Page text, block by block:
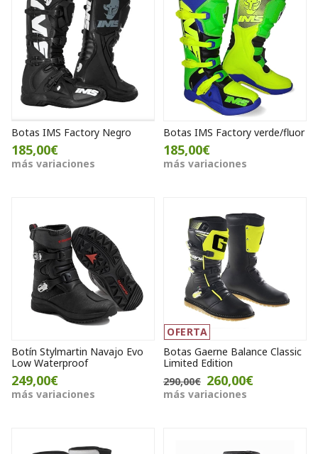
Botas IMS Factory Negro
185,00€
más variaciones
Botas IMS Factory verde/fluor
185,00€
más variaciones
Botín Stylmartin Navajo Evo
Low Waterproof
249,00€
más variaciones
OFERTA
Botas Gaerne Balance Classic
Limited Edition
290,00€ 260,00€
más variaciones